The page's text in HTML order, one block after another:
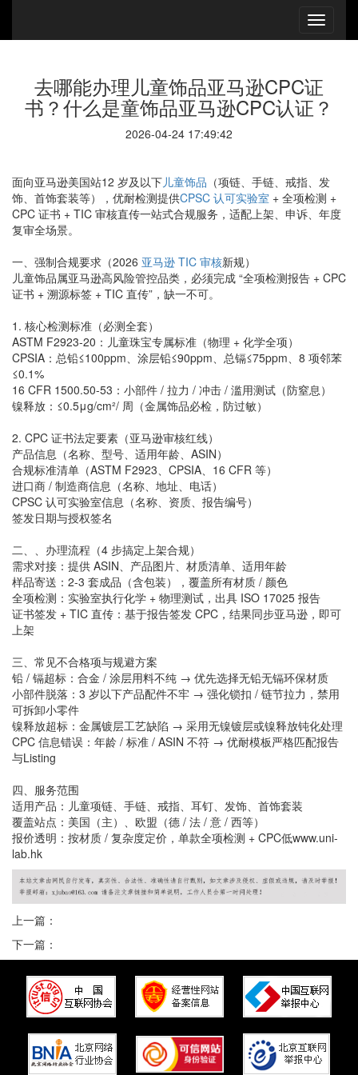
去哪能办理儿童饰品亚马逊CPC证
书？什么是童饰品亚马逊CPC认证？
2026-04-24 17:49:42
面向亚马逊美国站12 岁及以下儿童饰品 （项链、手链、戒指、发
饰、首饰套装等），优耐检测提供CPSC 认可实验室 + 全项检测 +
CPC 证书 + TIC 审核直传一站式合规服务，适配上架、申诉、年度
复审全场景。
一、强制合规要求（2026 亚马逊 TIC 审核新规）
儿童饰品属亚马逊高风险管控品类，必须完成 “全项检测报告 + CPC
证书 + 溯源标签 + TIC 直传”，缺一不可。
1. 核心检测标准（必测全套）
ASTM F2923-20：儿童珠宝专属标准（物理 + 化学全项）
CPSIA：总铅≤100ppm、涂层铅≤90ppm、总镉≤75ppm、8 项邻苯
≤0.1%
16 CFR 1500.50-53：小部件 / 拉力 / 冲击 / 滥用测试（防窒息）
镍释放：≤0.5μg/cm²/ 周（金属饰品必检，防过敏）
2. CPC 证书法定要素（亚马逊审核红线）
产品信息（名称、型号、适用年龄、ASIN）
合规标准清单（ASTM F2923、CPSIA、16 CFR 等）
进口商 / 制造商信息（名称、地址、电话）
CPSC 认可实验室信息（名称、资质、报告编号）
签发日期与授权签名
二、、办理流程（4 步搞定上架合规）
需求对接：提供 ASIN、产品图片、材质清单、适用年龄
样品寄送：2-3 套成品（含包装），覆盖所有材质 / 颜色
全项检测：实验室执行化学 + 物理测试，出具 ISO 17025 报告
证书签发 + TIC 直传：基于报告签发 CPC，结果同步亚马逊，即可
上架
三、常见不合格项与规避方案
铅 / 镉超标：合金 / 涂层用料不纯 → 优先选择无铅无镉环保材质
小部件脱落：3 岁以下产品配件不牢 → 强化锁扣 / 链节拉力，禁用
可拆卸小零件
镍释放超标：金属镀层工艺缺陷 → 采用无镍镀层或镍释放钝化处理
CPC 信息错误：年龄 / 标准 / ASIN 不符 → 优耐模板严格匹配报告
与Listing
四、服务范围
适用产品：儿童项链、手链、戒指、耳钉、发饰、首饰套装
覆盖站点：美国（主）、欧盟（德 / 法 / 意 / 西等）
报价透明：按材质 / 复杂度定价，单款全项检测 + CPC低www.uni-
lab.hk
上一篇：
下一篇：